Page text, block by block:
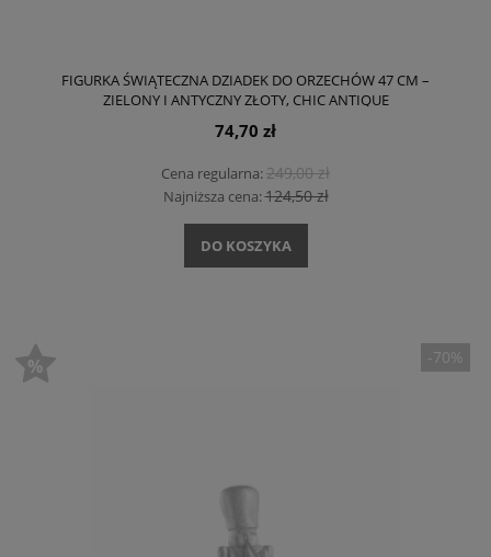
FIGURKA ŚWIĄTECZNA DZIADEK DO ORZECHÓW 47 CM –
ZIELONY I ANTYCZNY ZŁOTY, CHIC ANTIQUE
74,70 zł
Cena regularna:249,00 zł
Najniższa cena:124,50 zł
DO KOSZYKA
-70%